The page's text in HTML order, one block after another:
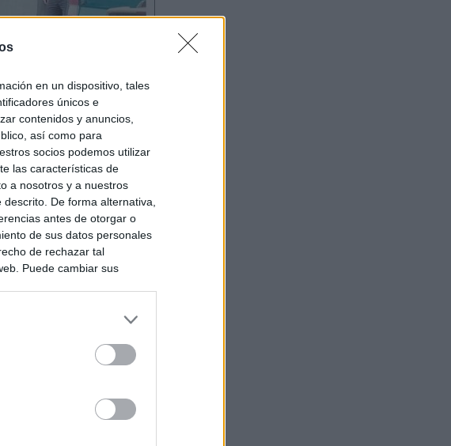
en un dispositivo, tales
únicos e
contenidos y anuncios,
así como para
socios podemos utilizar
las características de
a nosotros y a nuestros
De forma alternativa,
antes de otorgar o
de sus datos personales
de rechazar tal
Puede cambiar sus